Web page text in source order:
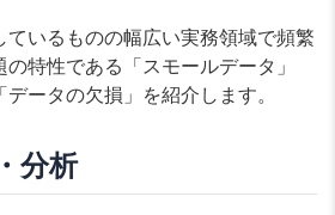
ているものの幅広い実務領域で頻繁
特性である「スモールデータ」
データの欠損」を紹介します。
分析